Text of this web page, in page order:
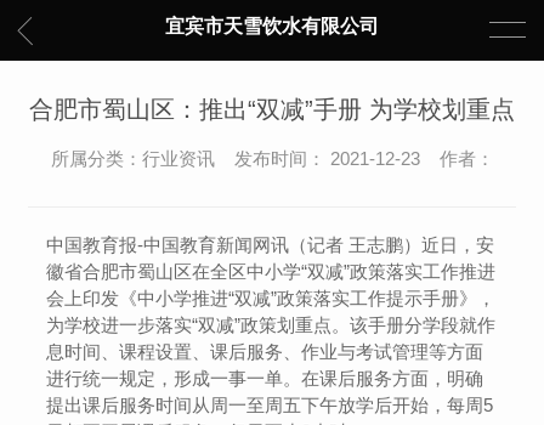
宜宾市天雪饮水有限公司
合肥市蜀山区：推出“双减”手册 为学校划重点
所属分类：行业资讯 发布时间： 2021-12-23 作者：
中国教育报-中国教育新闻网讯（记者 王志鹏）近日，安
徽省合肥市蜀山区在全区中小学“双减”政策落实工作推进
会上印发《中小学推进“双减”政策落实工作提示手册》，
为学校进一步落实“双减”政策划重点。该手册分学段就作
息时间、课程设置、课后服务、作业与考试管理等方面
进行统一规定，形成一事一单。在课后服务方面，明确
提出课后服务时间从周一至周五下午放学后开始，每周5